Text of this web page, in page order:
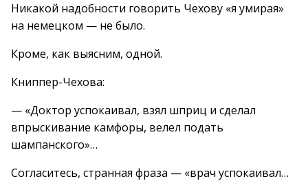
Никакой надобности говорить Чехову «я умирая»
на немецком — не было.
Кроме, как выясним, одной.
Книппер-Чехова:
— «Доктор успокаивал, взял шприц и сделал
впрыскивание камфоры, велел подать
шампанского»…
Согласитесь, странная фраза — «врач успокаивал…